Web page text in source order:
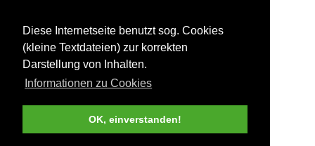
Diese Internetseite benutzt sog. Cookies
(kleine Textdateien) zur korrekten
Darstellung von Inhalten.
Informationen zu Cookies
OK, einverstanden!